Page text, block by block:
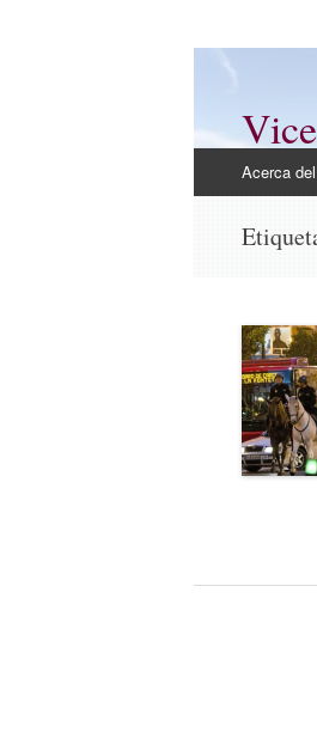
al
Acerca